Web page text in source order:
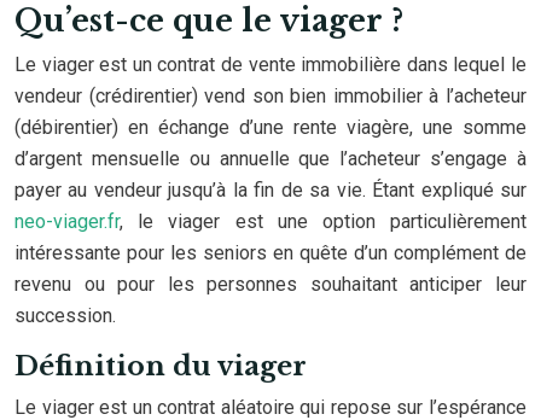
Qu’est-ce que le viager ?
Le viager est un contrat de vente immobilière dans lequel le
vendeur (crédirentier) vend son bien immobilier à l’acheteur
(débirentier) en échange d’une rente viagère, une somme
d’argent mensuelle ou annuelle que l’acheteur s’engage à
payer au vendeur jusqu’à la fin de sa vie. Étant expliqué sur
neo-viager.fr, le viager est une option particulièrement
intéressante pour les seniors en quête d’un complément de
revenu ou pour les personnes souhaitant anticiper leur
succession.
Définition du viager
Le viager est un contrat aléatoire qui repose sur l’espérance